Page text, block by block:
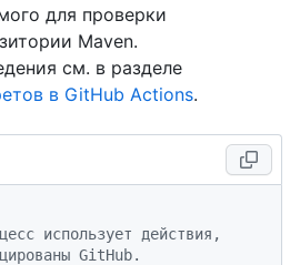
для проверки
Maven.
см. в разделе
в GitHub Actions.
использует действия,
GitHub.